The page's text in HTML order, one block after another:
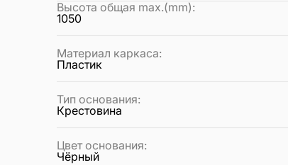
Высота общая max.(mm):
1050
Материал каркаса:
Пластик
Тип основания:
Крестовина
Цвет основания:
Чёрный